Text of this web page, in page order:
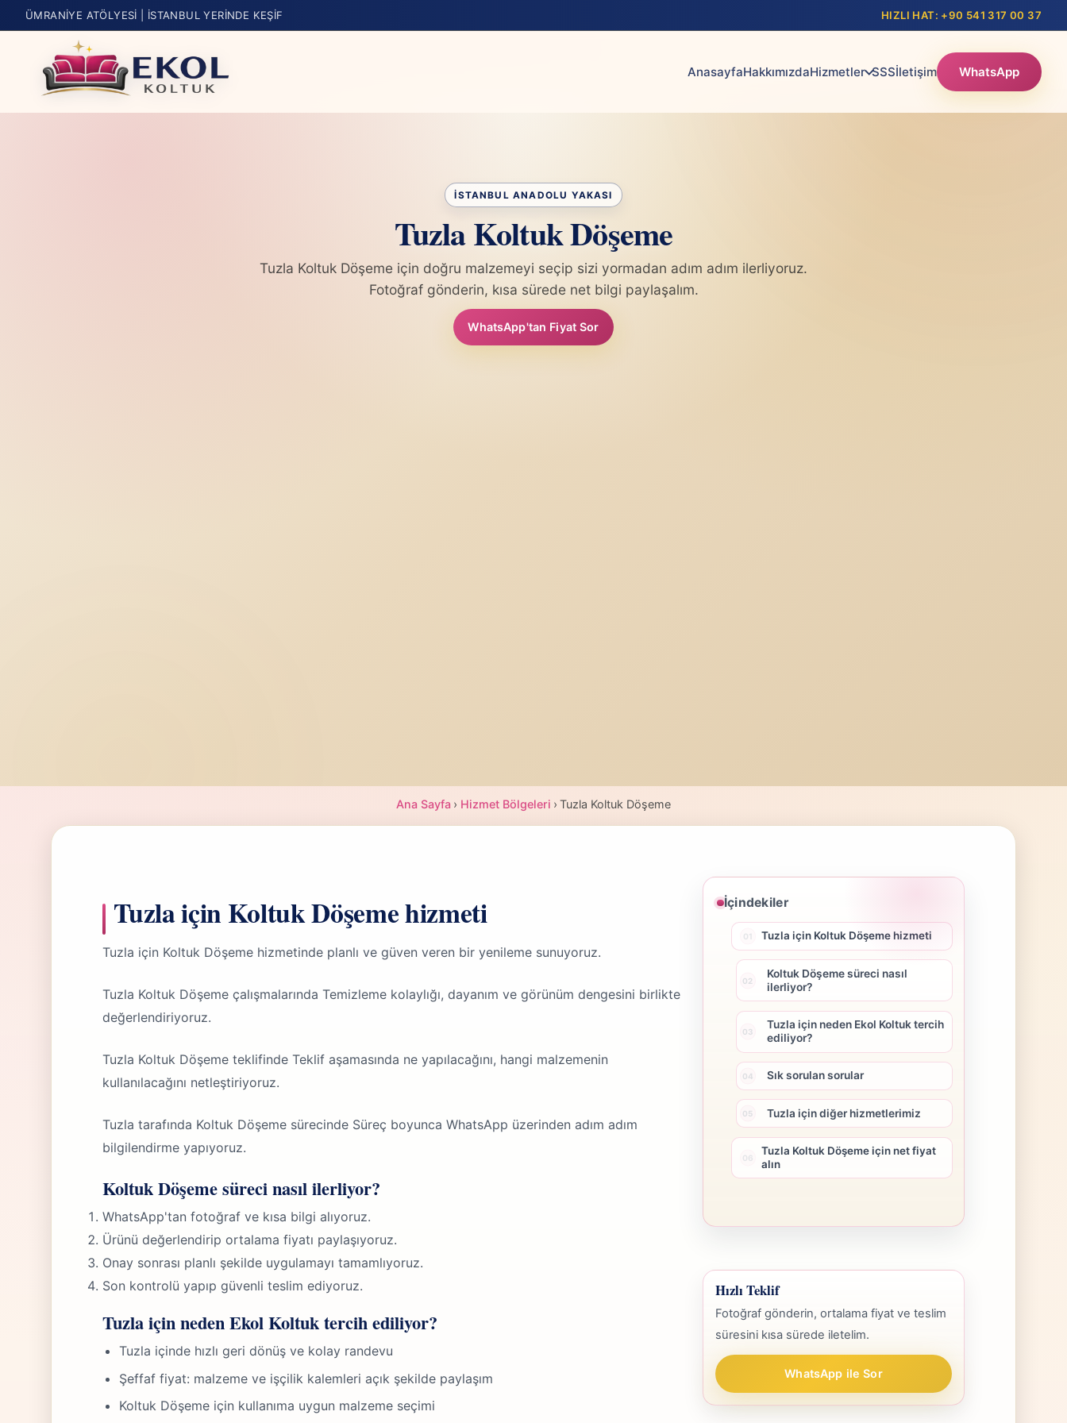
ÜMRANIYE ATÖLYESI | İSTANBUL YERINDE KEŞIF HIZLI HAT: +90 541 317 00 37
AnasayfaHakkımızdaHizmetler SSSİletişim WhatsApp
Tuzla Koltuk Döşeme
Tuzla Koltuk Döşeme için doğru malzemeyi seçip sizi yormadan adım adım ilerliyoruz.
Fotoğraf gönderin, kısa sürede net bilgi paylaşalım.
WhatsApp'tan Fiyat Sor
Ana Sayfa › Hizmet Bölgeleri › Tuzla Koltuk Döşeme
Tuzla için Koltuk Döşeme hizmeti
Tuzla için Koltuk Döşeme hizmetinde planlı ve güven veren bir yenileme sunuyoruz.
Tuzla Koltuk Döşeme çalışmalarında Temizleme kolaylığı, dayanım ve görünüm dengesini birlikte
değerlendiriyoruz.
Tuzla Koltuk Döşeme teklifinde Teklif aşamasında ne yapılacağını, hangi malzemenin
kullanılacağını netleştiriyoruz.
Tuzla tarafında Koltuk Döşeme sürecinde Süreç boyunca WhatsApp üzerinden adım adım
bilgilendirme yapıyoruz.
Koltuk Döşeme süreci nasıl ilerliyor?
WhatsApp'tan fotoğraf ve kısa bilgi alıyoruz.
Ürünü değerlendirip ortalama fiyatı paylaşıyoruz.
Onay sonrası planlı şekilde uygulamayı tamamlıyoruz.
Son kontrolü yapıp güvenli teslim ediyoruz.
Tuzla için neden Ekol Koltuk tercih ediliyor?
Tuzla içinde hızlı geri dönüş ve kolay randevu
Şeffaf fiyat: malzeme ve işçilik kalemleri açık şekilde paylaşım
Koltuk Döşeme için kullanıma uygun malzeme seçimi
İçindekiler
Tuzla için Koltuk Döşeme hizmeti
Koltuk Döşeme süreci nasıl
ilerliyor?
Tuzla için neden Ekol Koltuk tercih
ediliyor?
Sık sorulan sorular
Tuzla için diğer hizmetlerimiz
Tuzla Koltuk Döşeme için net fiyat
alın
Hızlı Teklif
Fotoğraf gönderin, ortalama fiyat ve teslim
süresini kısa sürede iletelim.
WhatsApp ile Sor